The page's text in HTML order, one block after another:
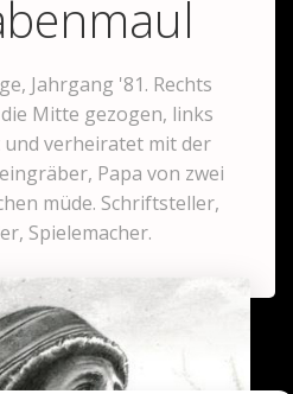
Jahrgang '81. Rechts
Mitte gezogen, links
und verheiratet mit der
Papa von zwei
müde. Schriftsteller,
Spielemacher.